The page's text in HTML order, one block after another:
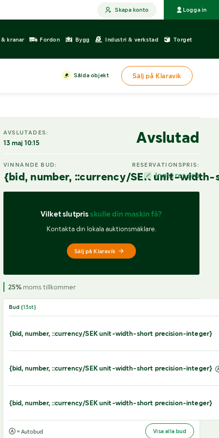
Skapa konto Logga in
kranar Fordon Bygg Industri & verkstad Torget
Sålda objekt Sälj på Klaravik
AVSLUTADES:
13 maj 10:15 Avslutad
VINNANDE BUD:
{bid, number, ::currency/SEK unit-
RESERVATIONSPRIS:
Inget res.pris
Vilket slutpris skulle din maskin få?
Kontakta din lokala auktionsmäklare.
Sälj på Klaravik
25%moms tillkommer
Bud (13st)
{bid, number, ::currency/SEK unit-width-short precision-integer}
{bid, number, ::currency/SEK unit-width-short precision-integer}
{bid, number, ::currency/SEK unit-width-short precision-integer}
= Autobud Visa alla bud